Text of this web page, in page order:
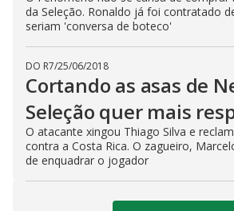
da Seleção. Ronaldo já foi contratado
seriam 'conversa de boteco'
DO R7/25/06/2018
Cortando as asas de
Seleção quer mais
O atacante xingou Thiago Silva e
contra a Costa Rica. O zagueiro,
de enquadrar o jogador